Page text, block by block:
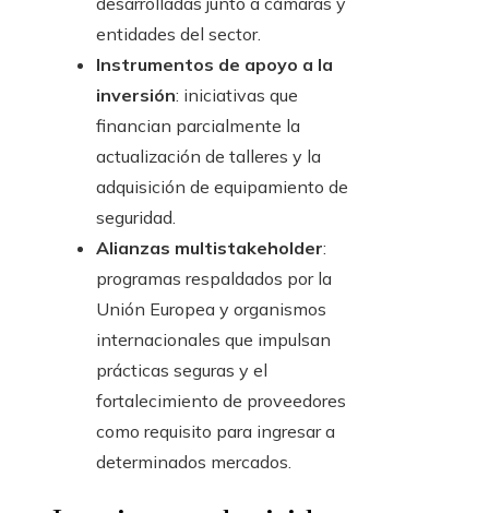
entidades del sector.
Instrumentos de apoyo a la
inversión: iniciativas que
financian parcialmente la
actualización de talleres y la
adquisición de equipamiento de
seguridad.
Alianzas multistakeholder:
programas respaldados por la
Unión Europea y organismos
internacionales que impulsan
prácticas seguras y el
fortalecimiento de proveedores
como requisito para ingresar a
determinados mercados.